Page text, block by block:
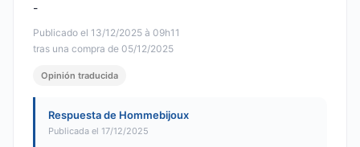
Publicado el 13/12/2025 à 09h11
tras una compra de 05/12/2025
-
Opinión traducida
Respuesta de Hommebijoux
Publicada el 17/12/2025